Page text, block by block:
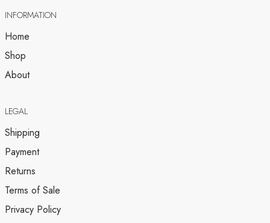
INFORMATION
Home
Shop
About
LEGAL
Shipping
Payment
Returns
Terms of Sale
Privacy Policy